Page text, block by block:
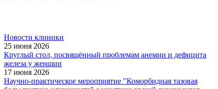
Новости клиники
25 июня 2026
Круглый стол, посвящённый проблемам анемии и дефицита
железа у женщин
17 июня 2026
Научно-практическое мероприятие "Коморбидная тазовая